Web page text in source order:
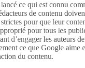
ce qui est connu
de contenu
pour que leur
pour tous les
d’engager les auteurs
ce que Google aime
du contenu.